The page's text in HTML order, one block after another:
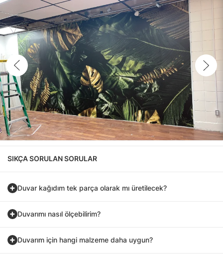
SIKÇA SORULAN SORULAR
Duvar kağıdım tek parça olarak mı üretilecek?
Duvarımı nasıl ölçebilirim?
Duvarım için hangi malzeme daha uygun?